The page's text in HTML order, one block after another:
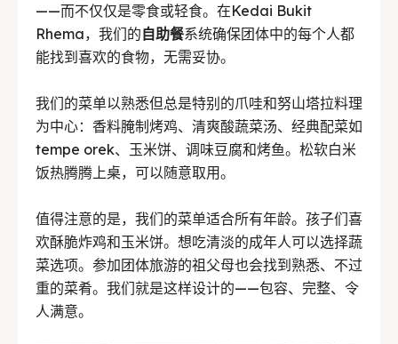
——而不仅仅是零食或轻食。在Kedai Bukit
Rhema，我们的自助餐系统确保团体中的每个人都
能找到喜欢的食物，无需妥协。
我们的菜单以熟悉但总是特别的爪哇和努山塔拉料理
为中心：香料腌制烤鸡、清爽酸蔬菜汤、经典配菜如
tempe orek、玉米饼、调味豆腐和烤鱼。松软白米
饭热腾腾上桌，可以随意取用。
值得注意的是，我们的菜单适合所有年龄。孩子们喜
欢酥脆炸鸡和玉米饼。想吃清淡的成年人可以选择蔬
菜选项。参加团体旅游的祖父母也会找到熟悉、不过
重的菜肴。我们就是这样设计的——包容、完整、令
人满意。